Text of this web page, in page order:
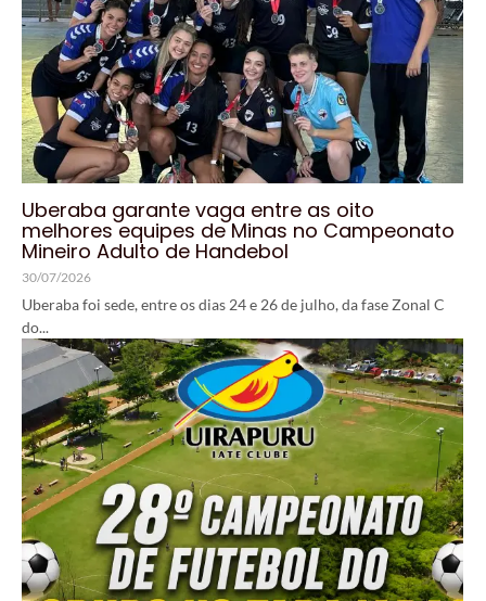
Uberaba garante vaga entre as oito
melhores equipes de Minas no Campeonato
Mineiro Adulto de Handebol
30/07/2026
Uberaba foi sede, entre os dias 24 e 26 de julho, da fase Zonal C
do...